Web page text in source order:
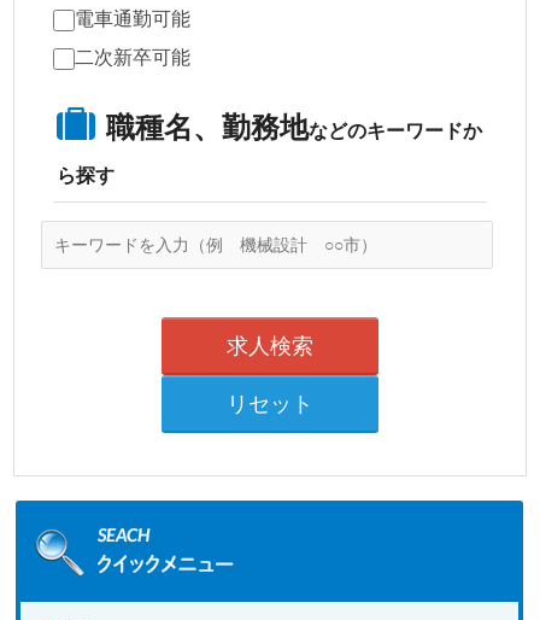
電車通勤可能
二次新卒可能
職種名、勤務地などのキーワードか
ら探す